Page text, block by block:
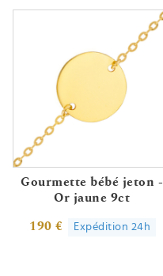
Gourmette bébé jeton -
Or jaune 9ct
190 € Expédition 24h